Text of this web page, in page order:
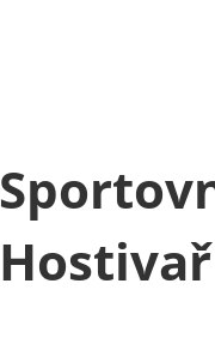
Hostivař